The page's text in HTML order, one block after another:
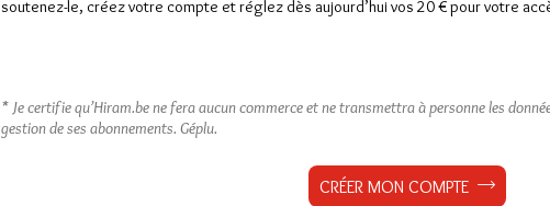
soutenez-le, créez votre compte et réglez dès aujourd’hui vos 20 € pour votre
* Je certifie qu’Hiram.be ne fera aucun commerce et ne transmettra à personne les
gestion de ses abonnements. Géplu.
CRÉER MON COMPTE